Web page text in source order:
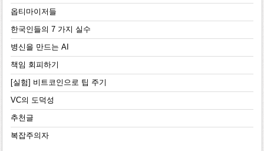
옵티마이저들
한국인들의 7 가지 실수
병신을 만드는 AI
책임 회피하기
[실험] 비트코인으로 팁 주기
VC의 도덕성
추천글
복잡주의자